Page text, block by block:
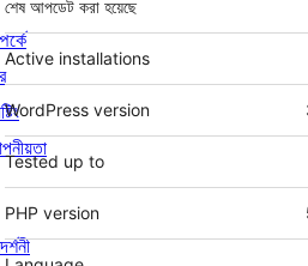
শেষ আপডেট করা হয়েছে
Active installations
WordPress version
Tested up to
PHP version